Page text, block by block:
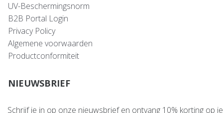
UV-Beschermingsnorm
B2B Portal Login
Privacy Policy
Algemene voorwaarden
Productconformiteit
NIEUWSBRIEF
Schrijf je in op onze nieuwsbrief en ontvang 10% korting op je